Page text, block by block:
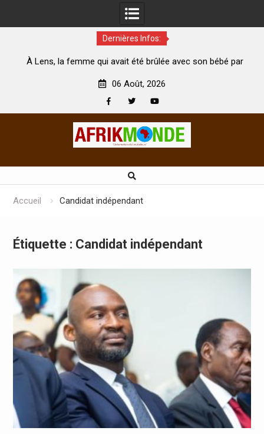
Dernières Infos:
été brûlée avec son bébé par
Coopération: Le ministre
06 Août, 2026
Accueil Candidat indépendant
Étiquette : Candidat indépendant